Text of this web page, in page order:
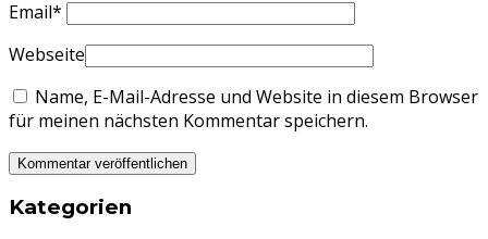
Email*
Webseite
Name, E-Mail-Adresse und Website in diesem Browser
für meinen nächsten Kommentar speichern.
Kategorien